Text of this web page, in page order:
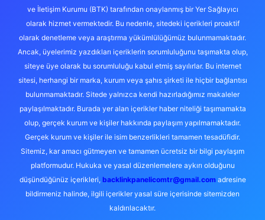
ve İletişim Kurumu (BTK) tarafından onaylanmış bir Yer Sağlayıcı
olarak hizmet vermektedir. Bu nedenle, sitedeki içerikleri proaktif
olarak denetleme veya araştırma yükümlülüğümüz bulunmamaktadır.
Ancak, üyelerimiz yazdıkları içeriklerin sorumluluğunu taşımakta olup,
siteye üye olarak bu sorumluluğu kabul etmiş sayılırlar. Bu internet
sitesi, herhangi bir marka, kurum veya şahıs şirketi ile hiçbir bağlantısı
bulunmamaktadır. Sitede yalnızca kendi hazırladığımız makaleler
paylaşılmaktadır. Burada yer alan içerikler haber niteliği taşımamakta
olup, gerçek kurum ve kişiler hakkında paylaşım yapılmamaktadır.
Gerçek kurum ve kişiler ile isim benzerlikleri tamamen tesadüfidir.
Sitemiz, kar amacı gütmeyen ve tamamen ücretsiz bir bilgi paylaşım
platformudur. Hukuka ve yasal düzenlemelere aykırı olduğunu
düşündüğünüz içerikleri, backlinkpanelicomtr@gmail.comadresine
bildirmeniz halinde, ilgili içerikler yasal süre içerisinde sitemizden
kaldırılacaktır.